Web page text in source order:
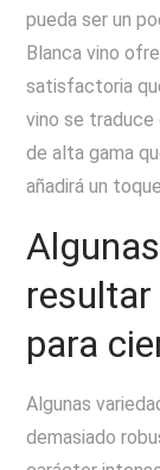
pueda ser un
Blanca vino
satisfactoria
vino se
de alta gama
añadirá un
para
Algunas
demasiado